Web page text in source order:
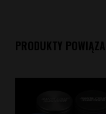
PRODUKTY